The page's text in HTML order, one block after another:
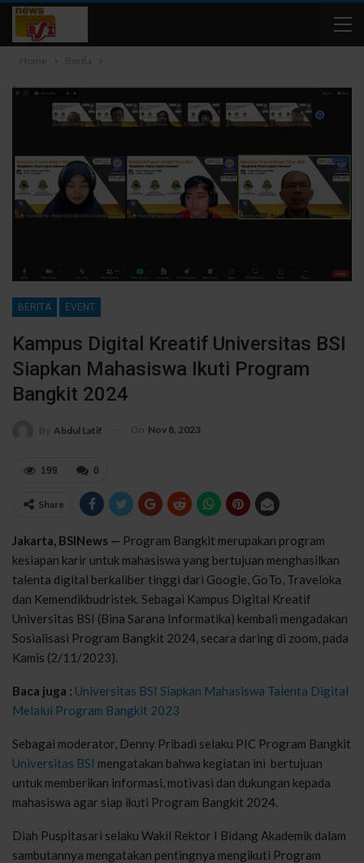
Home Berita
BERITA EVENT
Kampus Digital Kreatif Universitas BSI
Siapkan Mahasiswa Ikuti Program
Bangkit 2024
By Abdul Latif On Nov 8, 2023
0
199
Share
Jakarta, BSINews — Program Bangkit merupakan program
kesiapan karir untuk mahasiswa yang bertujuan menghasilkan
talenta digital berkaliber tinggi dari Google, GoTo, Traveloka
dan Kemendikbudristek. Sebagai Kampus Digital Kreatif
Universitas BSI (Bina Sarana Informatika) kembali mengadakan
Sosialisasi Program Bangkit 2024, secara daring di zoom, pada
Kamis (2/11/2023).
Baca juga : Universitas BSI Siapkan Mahasiswa Talenta Digital
Melalui Program Bangkit 2023
Sebagai moderator, Denny Pribadi selaku PIC Program Bangkit
Universitas BSI mengatakan bahwa kegiatan ini bertujuan
untuk memberikan informasi, motivasi dan dukungan kepada
mahasiswa agar siap ikuti Program Bangkit 2024.
Diah Puspitasari selaku Wakil Rektor I Bidang Akademik dalam
sambutannya mengatakan pentingnya mengikuti Program